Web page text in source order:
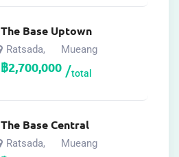
The Base Uptown
Ratsada, Mueang
฿2,700,000 total
The Base Central
Ratsada, Mueang